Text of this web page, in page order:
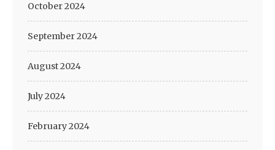
October 2024
September 2024
August 2024
July 2024
February 2024